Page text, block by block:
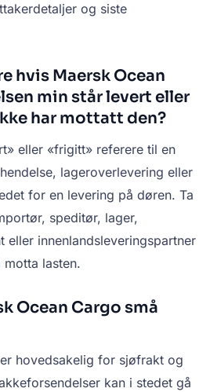
og siste
hvis Maersk Ocean
min står levert eller
har mottatt den?
eller «frigitt» referere til en
lageroverlevering eller
for en levering på døren. Ta
speditør, lager,
eller innenlandsleveringspartner
lasten.
Ocean Cargo små
hovedsakelig for sjøfrakt og
kan i stedet gå